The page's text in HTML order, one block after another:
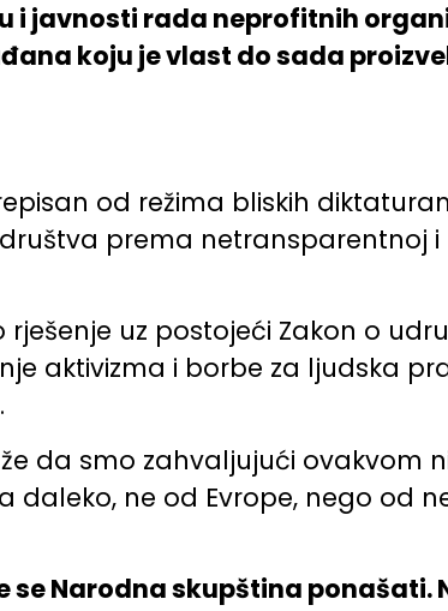
i javnosti rada neprofitnih
koju je vlast do sada
od režima bliskih
prema netransparentnoj
uz postojeći Zakon o
aktivizma i borbe za ljudska
da smo zahvaljujući ovakvom
ne od Evrope, nego od
Narodna skupština ponašati.